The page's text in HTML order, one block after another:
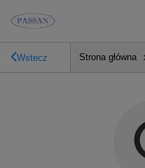
Wstecz Strona główna